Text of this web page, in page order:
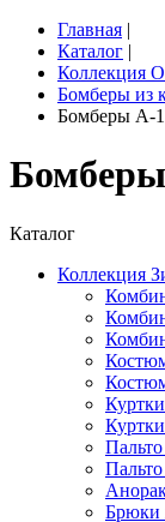
Главная |
Каталог |
Коллекция
Бомберы из
Бомберы A-
Каталог
Коллекция
Брюки